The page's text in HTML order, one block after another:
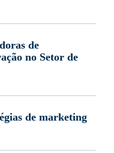
de
no Setor de
de marketing